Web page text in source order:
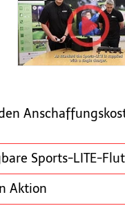
Sports-LITE-
Aktion